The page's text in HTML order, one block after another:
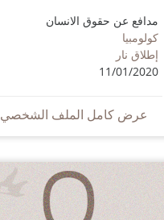
مدافع عن حقوق الانسان
كولومبيا
إطلاق نار
11/01/2020
عرض كامل الملف الشخصي